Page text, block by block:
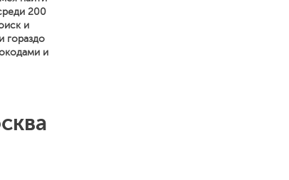
200
и
гораздо
и